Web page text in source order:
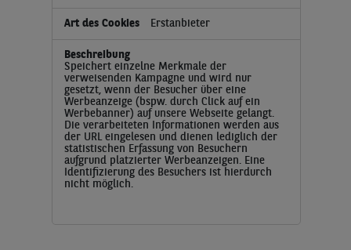
Erstanbieter
Speichert einzelne Merkmale der
verweisenden Kampagne und wird nur
gesetzt, wenn der Besucher über eine
Werbeanzeige (bspw. durch Click auf ein
Werbebanner) auf unsere Webseite gelangt.
Die verarbeiteten Informationen werden aus
der URL eingelesen und dienen lediglich der
statistischen Erfassung von Besuchern
aufgrund platzierter Werbeanzeigen. Eine
Identifizierung des Besuchers ist hierdurch
nicht möglich.